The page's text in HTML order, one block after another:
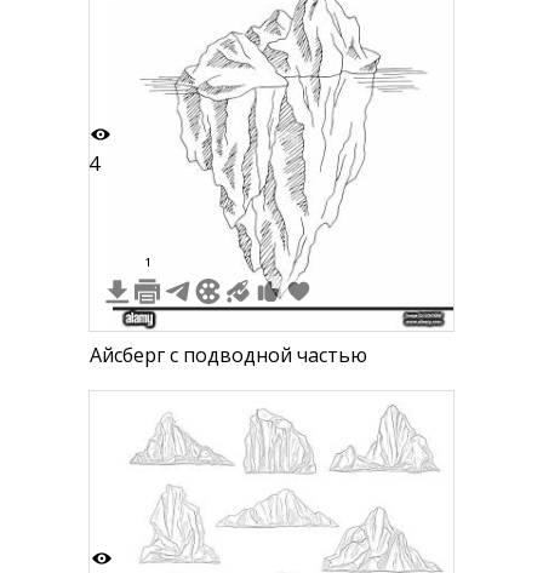
4
1
Айсберг с подводной частью